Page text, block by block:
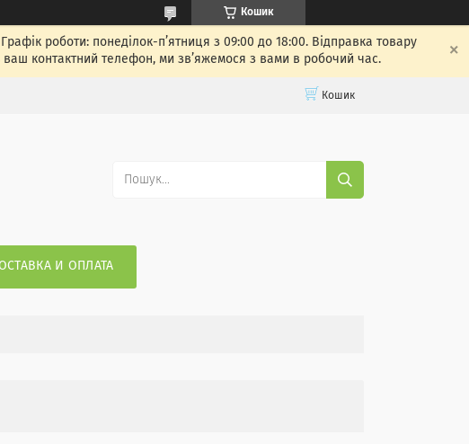
Кошик
роботи: понеділок-п’ятниця з 09:00 до 18:00. Відправка товару
контактний телефон, ми зв’яжемося з вами в робочий час.
Кошик
И ОПЛАТА